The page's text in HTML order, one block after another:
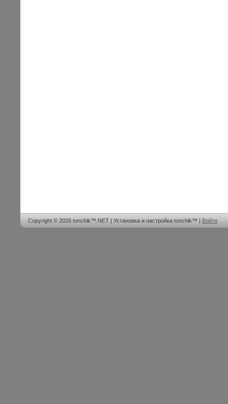
Copyright © 2026 tonchik™.NET | Установка и настройка tonchik™ | Войти